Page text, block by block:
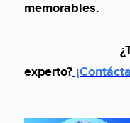
memorables.
¿Te
experto?